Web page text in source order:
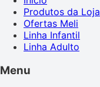
Produtos da Loja
Ofertas Meli
Linha Infantil
Linha Adulto
Menu